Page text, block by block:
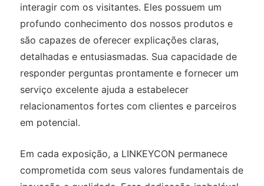
interagir com os visitantes. Eles possuem um
profundo conhecimento dos nossos produtos e
são capazes de oferecer explicações claras,
detalhadas e entusiasmadas. Sua capacidade de
responder perguntas prontamente e fornecer um
serviço excelente ajuda a estabelecer
relacionamentos fortes com clientes e parceiros
em potencial.
Em cada exposição, a LINKEYCON permanece
comprometida com seus valores fundamentais de